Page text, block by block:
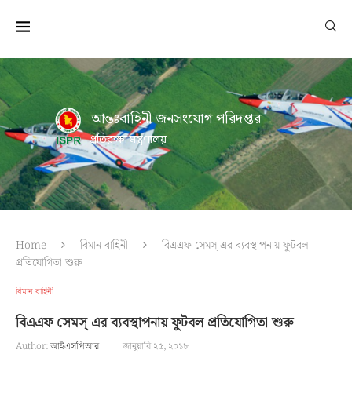
আন্তঃবাহিনী জনসংযোগ পরিদপ্তর
প্রতিরক্ষা মন্ত্রণালয়
Home বিমান বাহিনী
বিএএফ সেমস্ এর ব্যবস্থাপনায় ফুটবল
প্রতিযোগিতা শুরু
বিমান বাহিনী
বিএএফ সেমস্ এর ব্যবস্থাপনায় ফুটবল প্রতিযোগিতা শুরু
Author:আইএসপিআর জানুয়ারি ২৫, ২০১৮